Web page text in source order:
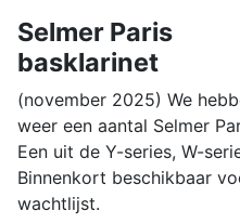
Selmer Paris
basklarinet
(november 2025) We
weer een aantal Selmer
Een uit de Y-series, W-
Binnenkort beschikbaar
wachtlijst.